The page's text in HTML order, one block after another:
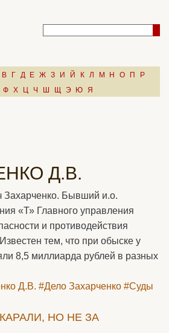
В Г Д Е Ж З И Й К Л М Н О П
Р
Ф Х Ц Ч Ш Щ Э Ю Я
Д.В.
Захарченко. Бывший и.о.
«Т» Главного управления
и противодействия
тем, что при обыске у
8,5 миллиарда рублей в разных
Д.В. #Дело Захарченко #Суды
НО НЕ ЗА